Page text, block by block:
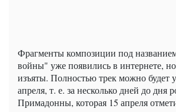
Фрагменты композиции под
войны" уже появились в интернете,
изъяты. Полностью трек можно будет
апреля, т. е. за несколько дней до дня
Примадонны, которая 15 апреля